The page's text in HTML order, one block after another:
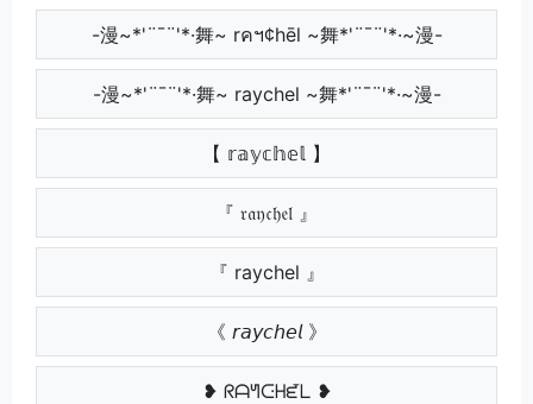
-漫~*'¨¯¨'*·舞~ rคฯ¢hēl ~舞*'¨¯¨'*·~漫-
-漫~*'¨¯¨'*·舞~ raychel ~舞*'¨¯¨'*·~漫-
【 𝕣𝕒𝕪𝕔𝕙𝕖𝕝 】
『 𝔯𝔞𝔶𝔠𝔥𝔢𝔩 』
『 raychel 』
《 𝘳𝘢𝘺𝘤𝘩𝘦𝘭 》
❥ ᖇᗩᖻᑢᕼᘿᒪ ❥